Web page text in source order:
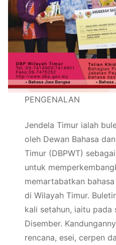
PENGENALAN
Jendela Timur ialah
oleh Dewan Bahasa
Timur (DBPWT)
untuk
memartabatkan
di Wilayah Timur.
kali setahun, iaitu pada
Disember.
rencana, esei, cerpen